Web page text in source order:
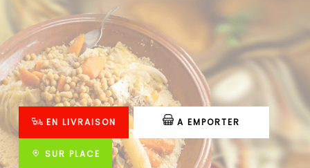
ACCUEIL
LA CARTE
VOTRE COMPTE
NOTRE RESTAURANT
VOS AVIS
EN LIVRAISON A EMPORTER
SUR PLACE